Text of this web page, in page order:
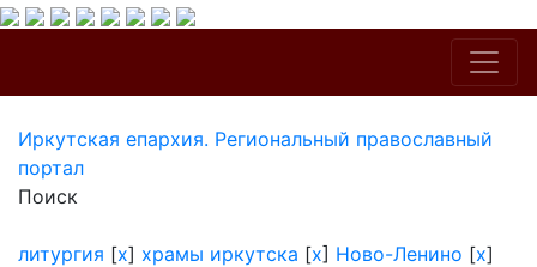
Иркутская епархия. Региональный православный
портал
Поиск
литургия [x] храмы иркутска [x] Ново-Ленино [x]